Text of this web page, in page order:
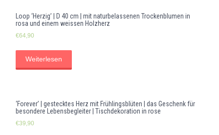
Loop ‘Herzig’ | D 40 cm | mit naturbelassenen Trockenblumen in
rosa und einem weissen Holzherz
€64,90
Weiterlesen
‘Forever’ | gestecktes Herz mit Frühlingsblüten | das Geschenk für
besondere Lebensbegleiter | Tischdekoration in rose
€39,90